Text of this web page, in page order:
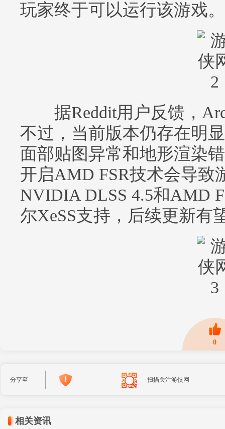
玩家终于可以运行该游戏。
据Reddit用户反馈，Arc
不过，当前版本仍存在明
面部贴图异常和地形渲染
开启AMD FSR技术会导致
NVIDIA DLSS 4.5和AMD
尔XeSS支持，后续更新有
0
分享至 扫描关注游侠网
相关资讯